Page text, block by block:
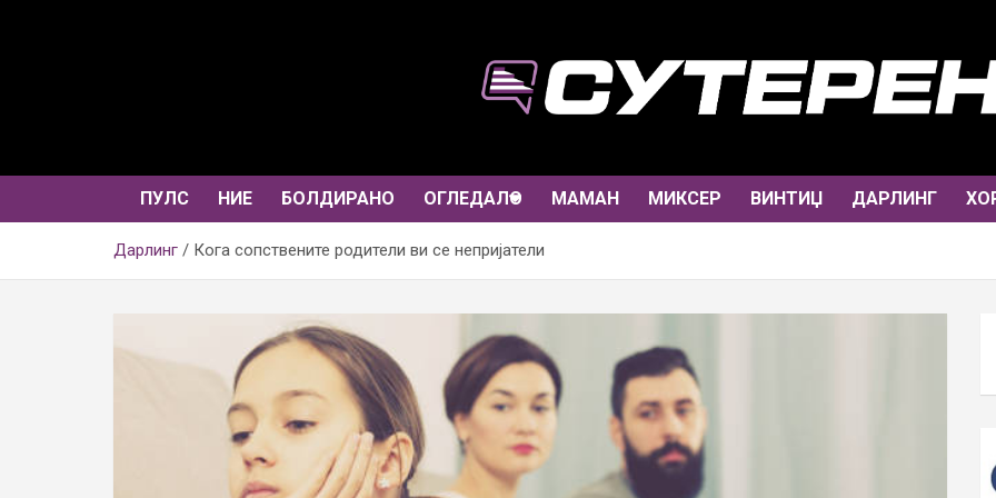
ПУЛС НИЕ БОЛДИРАНО ОГЛЕДАЛО МАМАН МИКСЕР ВИНТИЏ ДАРЛИНГ
Дарлинг Кога сопствените родители ви се непријатели